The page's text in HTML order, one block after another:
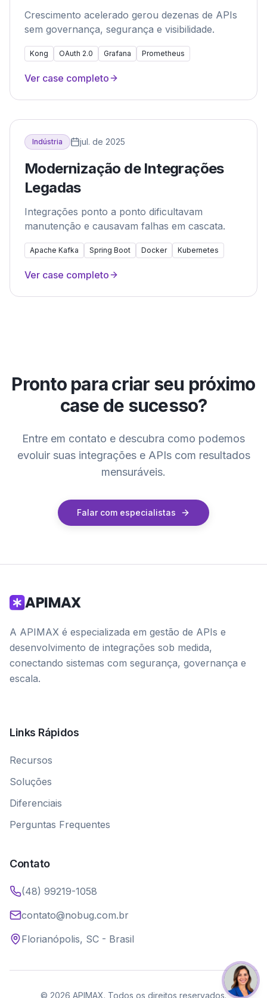
Crescimento acelerado gerou dezenas de APIs
sem governança, segurança e visibilidade.
Kong OAuth 2.0 Grafana Prometheus
Ver case completo
Indústria jul. de 2025
Modernização de Integrações
Legadas
Integrações ponto a ponto dificultavam
manutenção e causavam falhas em cascata.
Apache Kafka Spring Boot Docker Kubernetes
Ver case completo
Pronto para criar seu próximo
case de sucesso?
Entre em contato e descubra como podemos
evoluir suas integrações e APIs com resultados
mensuráveis.
Falar com especialistas
APIMAX
A APIMAX é especializada em gestão de APIs e
desenvolvimento de integrações sob medida,
conectando sistemas com segurança, governança e
escala.
Links Rápidos
Recursos
Soluções
Diferenciais
Perguntas Frequentes
Contato
(48) 99219-1058
contato@nobug.com.br
Florianópolis, SC - Brasil
© 2026 APIMAX. Todos os direitos reservados.